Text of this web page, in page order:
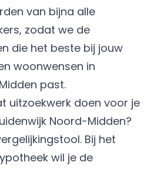
van bijna alle
zodat we de
die het beste bij jouw
woonwensen in
past.
uitzoekwerk doen voor je
Noord-Midden?
Bij het
wil je de